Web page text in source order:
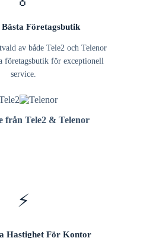
Bästa Företagsbutik
av både Tele2 och Telenor
företagsbutik för exceptionell
service.
från Tele2 & Telenor
⚡
Hastighet För Kontor